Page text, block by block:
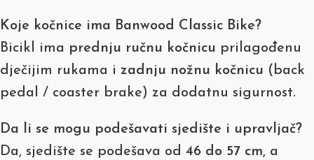
Koje kočnice ima Banwood Classic Bike?
Bicikl ima prednju ručnu kočnicu prilagođenu
dječijim rukama i zadnju nožnu kočnicu (back
pedal / coaster brake) za dodatnu sigurnost.
Da li se mogu podešavati sjedište i upravljač?
Da, sjedište se podešava od 46 do 57 cm, a